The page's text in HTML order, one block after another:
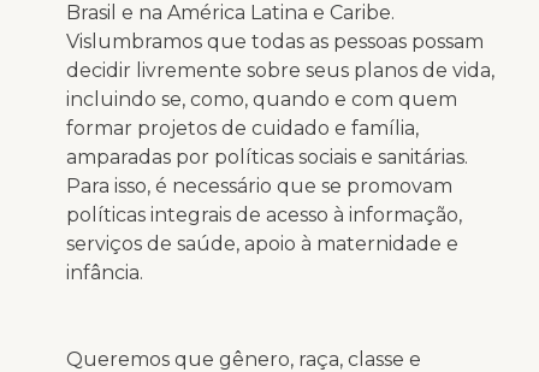
Brasil e na América Latina e Caribe.
Vislumbramos que todas as pessoas possam
decidir livremente sobre seus planos de vida,
incluindo se, como, quando e com quem
formar projetos de cuidado e família,
amparadas por políticas sociais e sanitárias.
Para isso, é necessário que se promovam
políticas integrais de acesso à informação,
serviços de saúde, apoio à maternidade e
infância.
Queremos que gênero, raça, classe e